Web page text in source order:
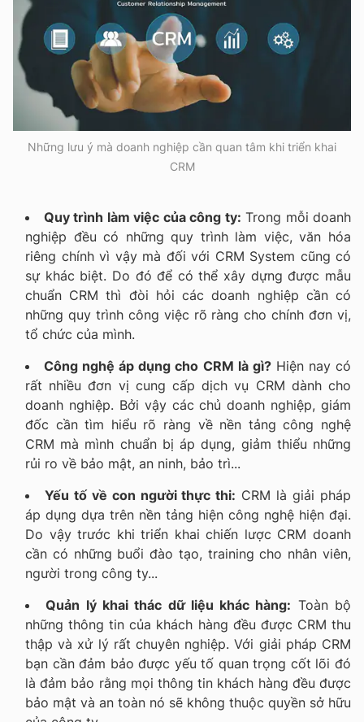
Những lưu ý mà doanh nghiệp cần quan tâm khi triển khai
CRM
Quy trình làm việc của công ty: Trong mỗi doanh
nghiệp đều có những quy trình làm việc, văn hóa
riêng chính vì vậy mà đối với CRM System cũng có
sự khác biệt. Do đó để có thể xây dựng được mẫu
chuẩn CRM thì đòi hỏi các doanh nghiệp cần có
những quy trình công việc rõ ràng cho chính đơn vị,
tổ chức của mình.
Công nghệ áp dụng cho CRM là gì?Hiện nay có
rất nhiều đơn vị cung cấp dịch vụ CRM dành cho
doanh nghiệp. Bởi vậy các chủ doanh nghiệp, giám
đốc cần tìm hiểu rõ ràng về nền tảng công nghệ
CRM mà mình chuẩn bị áp dụng, giảm thiểu những
rủi ro về bảo mật, an ninh, bảo trì...
Yếu tố về con người thực thi: CRM là giải pháp
áp dụng dựa trên nền tảng hiện công nghệ hiện đại.
Do vậy trước khi triển khai chiến lược CRM doanh
cần có những buổi đào tạo, training cho nhân viên,
người trong công ty...
Quản lý khai thác dữ liệu khác hàng: Toàn bộ
những thông tin của khách hàng đều được CRM thu
thập và xử lý rất chuyên nghiệp. Với giải pháp CRM
bạn cần đảm bảo được yếu tố quan trọng cốt lõi đó
là đảm bảo rằng mọi thông tin khách hàng đều được
bảo mật và an toàn nó sẽ không thuộc quyền sở hữu